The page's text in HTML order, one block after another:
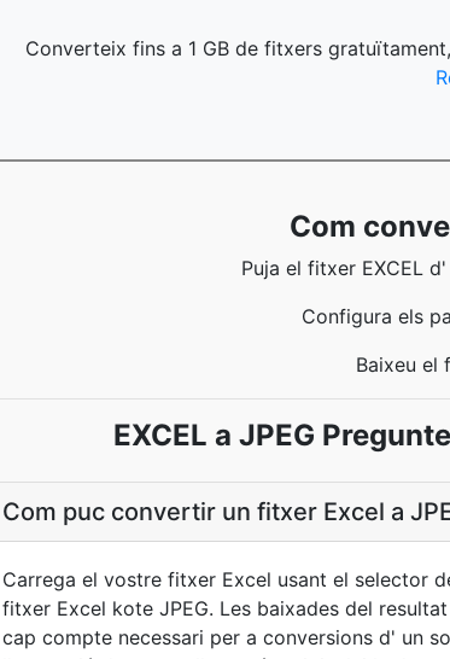
Converteix fins a 1 GB de fitxers
Com
Puja el fitxer EXCEL
Configura els
Baixeu el
EXCEL a JPEG
Com puc convertir un fitxer Excel a
Carrega el vostre fitxer Excel usant el selector
fitxer Excel kote JPEG. Les baixades del
cap compte necessari per a conversions d' un